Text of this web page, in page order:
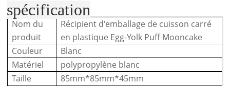
spécification
Nom du
produit
Récipient d'emballage de cuisson carré
en plastique Egg-Yolk Puff Mooncake
Couleur
Blanc
Matériel
polypropylène blanc
Taille
85mm*85mm*45mm